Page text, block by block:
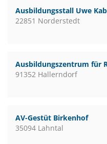
Ausbildungsstall Uwe
22851 Norderstedt
Ausbildungszentrum für
91352 Hallerndorf
AV-Gestüt Birkenhof
35094 Lahntal